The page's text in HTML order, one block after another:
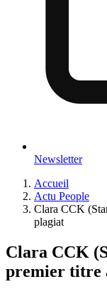
Newsletter
Accueil
Actu People
Clara CCK
plagiat
Clara CCK
premier titre